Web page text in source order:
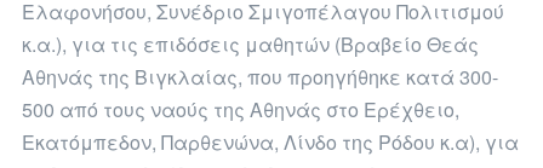
Ελαφονήσου, Συνέδριο Σμιγοπέλαγου Πολιτισμού
κ.α.), για τις επιδόσεις μαθητών (Βραβείο Θεάς
Αθηνάς της Βιγκλαίας, που προηγήθηκε κατά 300-
500 από τους ναούς της Αθηνάς στο Ερέχθειο,
Εκατόμπεδον, Παρθενώνα, Λίνδο της Ρόδου κ.α), για